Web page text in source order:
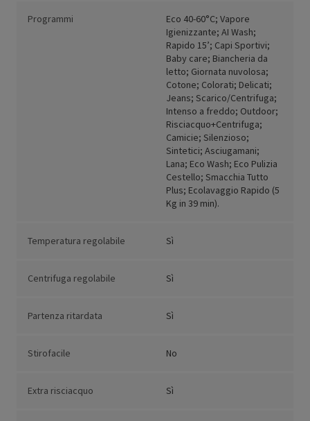
Programmi
Eco 40-60°C; Vapore
Igienizzante; AI Wash;
Rapido 15’; Capi Sportivi;
Baby care; Biancheria da
letto; Giornata nuvolosa;
Cotone; Colorati; Delicati;
Jeans; Scarico/Centrifuga;
Intenso a freddo; Outdoor;
Risciacquo+Centrifuga;
Camicie; Silenzioso;
Sintetici; Asciugamani;
Lana; Eco Wash; Eco Pulizia
Cestello; Smacchia Tutto
Plus; Ecolavaggio Rapido (5
Kg in 39 min).
Temperatura regolabile Sì
Centrifuga regolabile Sì
Partenza ritardata Sì
Stirofacile No
Extra risciacquo Sì